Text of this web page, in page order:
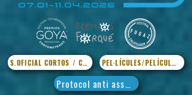
S.OFICIAL CORTOS / CURTS PEL·LÍCULES/PELÍCULAS
Protocol anti assetjament